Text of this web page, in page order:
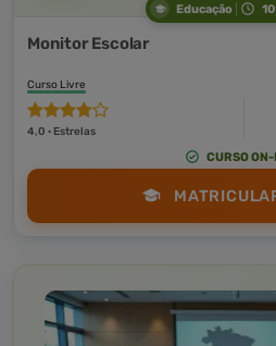
Educação
Monitor Escolar
Curso Livre
4,0 · Estrelas
CURSO